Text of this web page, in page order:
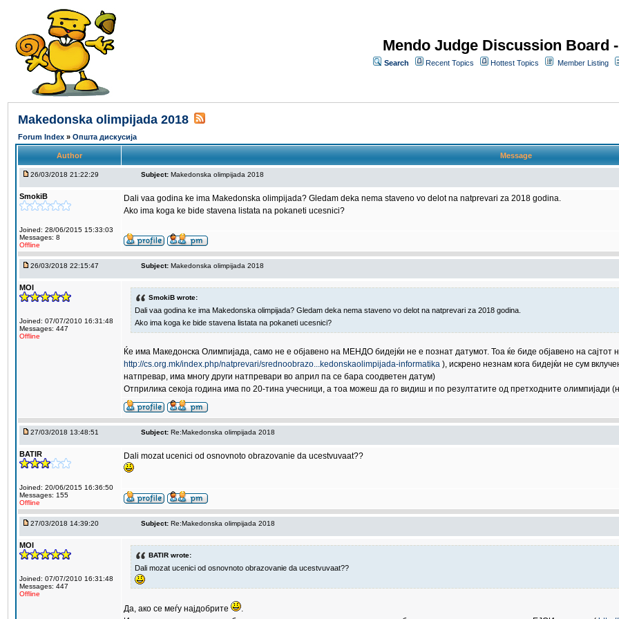
Mendo Judge Discussion Board
Search Recent Topics Hottest Topics Member Listing
Makedonska olimpijada 2018
Forum Index » Општа дискусија
Author Message
26/03/2018 21:22:29 Subject: Makedonska olimpijada 2018
SmokiB
Joined: 28/06/2015 15:33:03
Messages: 8
Offline
Dali vaa godina ke ima Makedonska olimpijada? Gledam deka nema staveno vo delot na natprevari za 2018 godina.
Ako ima koga ke bide stavena listata na pokaneti ucesnici?
26/03/2018 22:15:47 Subject: Makedonska olimpijada 2018
MOI
Joined: 07/07/2010 16:31:48
Messages: 447
Offline
SmokiB wrote:
Dali vaa godina ke ima Makedonska olimpijada? Gledam deka nema staveno vo delot na natprevari za 2018 godina.
Ako ima koga ke bide stavena listata na pokaneti ucesnici?
Ќе има Македонска Олимпијада, само не е објавено на МЕНДО бидејќи не е познат датумот. Тоа ќе биде објавено на сајтот
http://cs.org.mk/index.php/natprevari/srednoobrazo...kedonskaolimpijada-informatika ), искрено незнам кога бидејќи не сум
натпревар, има многу други натпревари во април па се бара соодветен датум)
Отприлика секоја година има по 20-тина учесници, а тоа можеш да го видиш и по резултатите од претходните
27/03/2018 13:48:51 Subject: Re:Makedonska olimpijada 2018
BATIR
Joined: 20/06/2015 16:36:50
Messages: 155
Offline
Dali mozat ucenici od osnovnoto obrazovanie da ucestvuvaat??
27/03/2018 14:39:20 Subject: Re:Makedonska olimpijada 2018
MOI
Joined: 07/07/2010 16:31:48
Messages: 447
Offline
BATIR wrote:
Dali mozat ucenici od osnovnoto obrazovanie da ucestvuvaat??
Да, ако се меѓу најдобрите